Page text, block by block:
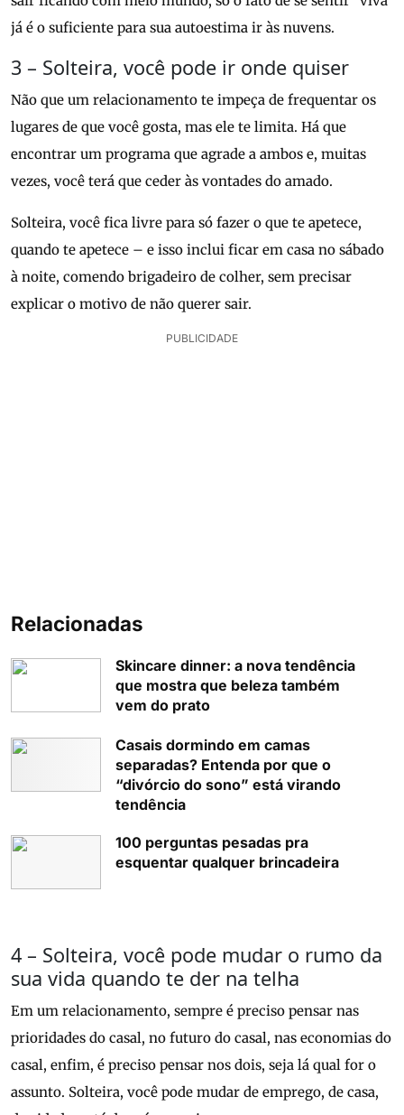
já é o suficiente para sua autoestima ir às nuvens.
3 – Solteira, você pode ir onde quiser
Não que um relacionamento te impeça de frequentar os
lugares de que você gosta, mas ele te limita. Há que
encontrar um programa que agrade a ambos e, muitas
vezes, você terá que ceder às vontades do amado.
Solteira, você fica livre para só fazer o que te apetece,
quando te apetece – e isso inclui ficar em casa no sábado
à noite, comendo brigadeiro de colher, sem precisar
explicar o motivo de não querer sair.
PUBLICIDADE
Relacionadas
Skincare dinner: a nova tendência
que mostra que beleza também
vem do prato
Casais dormindo em camas
separadas? Entenda por que o
“divórcio do sono” está virando
tendência
100 perguntas pesadas pra
esquentar qualquer brincadeira
4 – Solteira, você pode mudar o rumo da
sua vida quando te der na telha
Em um relacionamento, sempre é preciso pensar nas
prioridades do casal, no futuro do casal, nas economias do
casal, enfim, é preciso pensar nos dois, seja lá qual for o
assunto. Solteira, você pode mudar de emprego, de casa,